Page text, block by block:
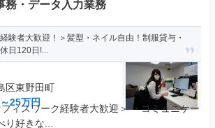
務・データ入力業務
験者大歓迎！＞髪型・ネイル自由！制服貸与・
日120日!...
区東野田町
25万円
ィスワーク経験者大歓迎＞ ・コミュニケー
好きな...